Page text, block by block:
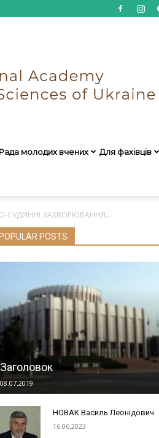
Рада молодих вчених Для фахівців
СУДИННІ ЗАХВОРЮВАННЯ...
POPULAR POSTS
Заголовок
08.07.2019
НОВАК Василь Леонідович
16.06.2023